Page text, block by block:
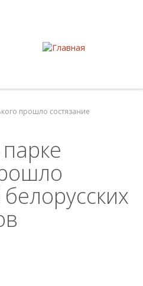
прошло состязание